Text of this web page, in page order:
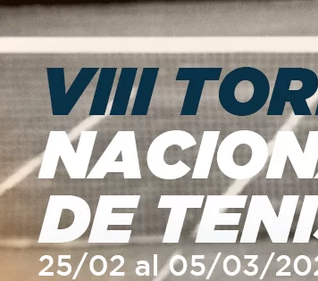
Patrocinadores y Socios
Subvenciones públicas